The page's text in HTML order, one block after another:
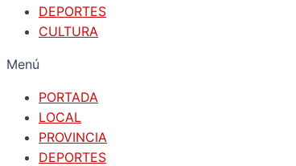
DEPORTES
CULTURA
Menú
PORTADA
LOCAL
PROVINCIA
DEPORTES